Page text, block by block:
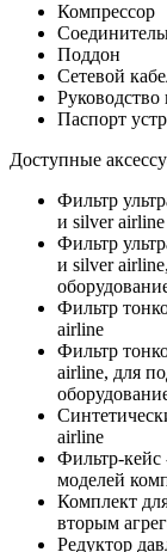
Компрессор
Поддон
Сетевой
Паспорт
Доступные
Фильтр
и silver airline
Фильтр
и silver
Фильтр
airline
Фильтр
airline, для
airline
Фильтр-кейс
моделей
Комплект
вторым
Редуктор